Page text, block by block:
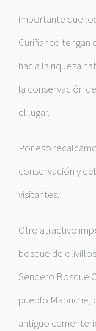
importante que
Curiñanco tengan
hacia la riqueza
la conservación
el lugar.
Por eso
conservación y
visitantes.
Otro atractivo
bosque de
Sendero Bosque
pueblo Mapuche,
antiguo